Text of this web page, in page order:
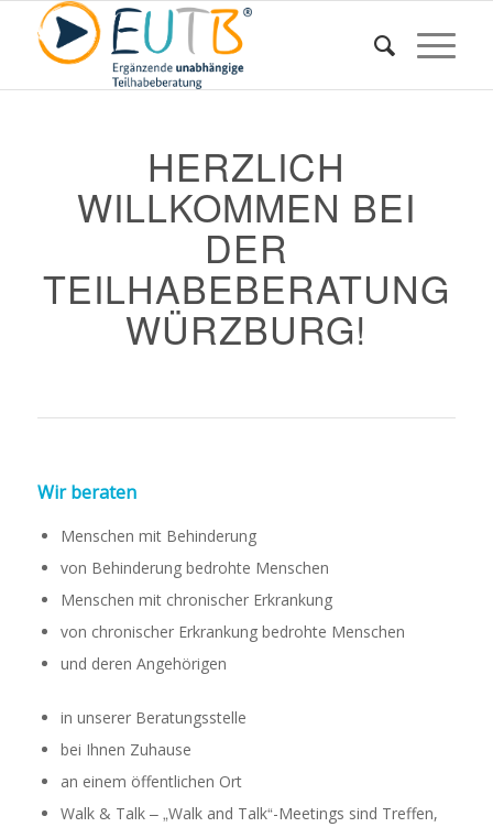
HERZLICH
WILLKOMMEN BEI
DER
TEILHABEBERATUNG
WÜRZBURG!
Wir beraten
Menschen mit Behinderung
von Behinderung bedrohte Menschen
Menschen mit chronischer Erkrankung
von chronischer Erkrankung bedrohte Menschen
und deren Angehörigen
in unserer Beratungsstelle
bei Ihnen Zuhause
an einem öffentlichen Ort
Walk & Talk – „Walk and Talk“-Meetings sind Treffen,